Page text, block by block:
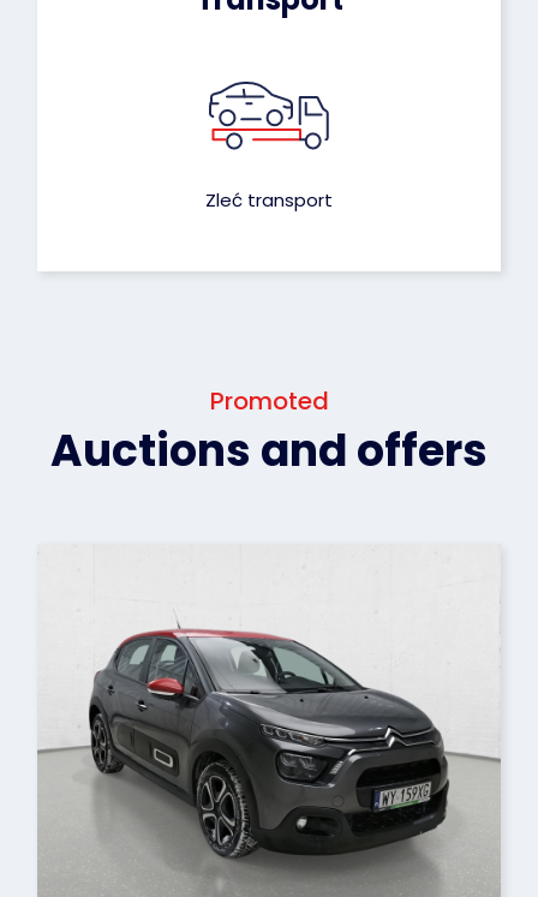
Zleć transport
Promoted
Auctions and offers